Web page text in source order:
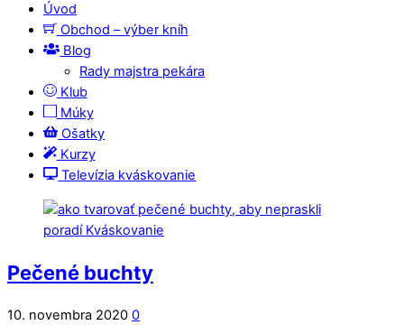
Úvod
Obchod – výber kníh
Blog
Rady majstra pekára
Klub
Múky
Ošatky
Kurzy
Televízia kváskovanie
Pečené buchty
10. novembra 2020 0